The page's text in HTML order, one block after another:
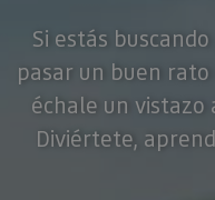
Si estás
pasar un buen
échale un vistazo
Diviértete,